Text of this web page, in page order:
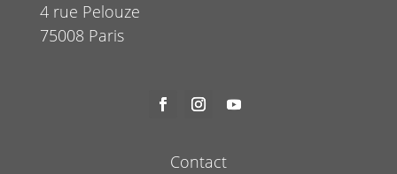
4 rue Pelouze
75008 Paris
Contact